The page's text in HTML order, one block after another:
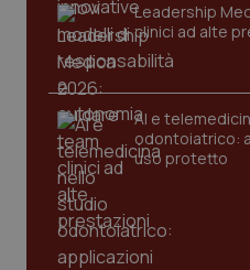
Leadership
clinici ad alte
AI e
odontoiatrico:
uso protetto
CookieScriptConsent